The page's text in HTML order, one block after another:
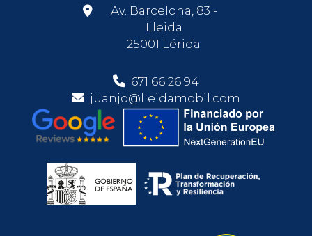
Av. Barcelona, 83 -
Lleida
25001 Lérida
671 66 26 94
juanjo@lleidamobil.com